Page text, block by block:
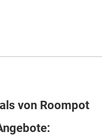
von Roompot